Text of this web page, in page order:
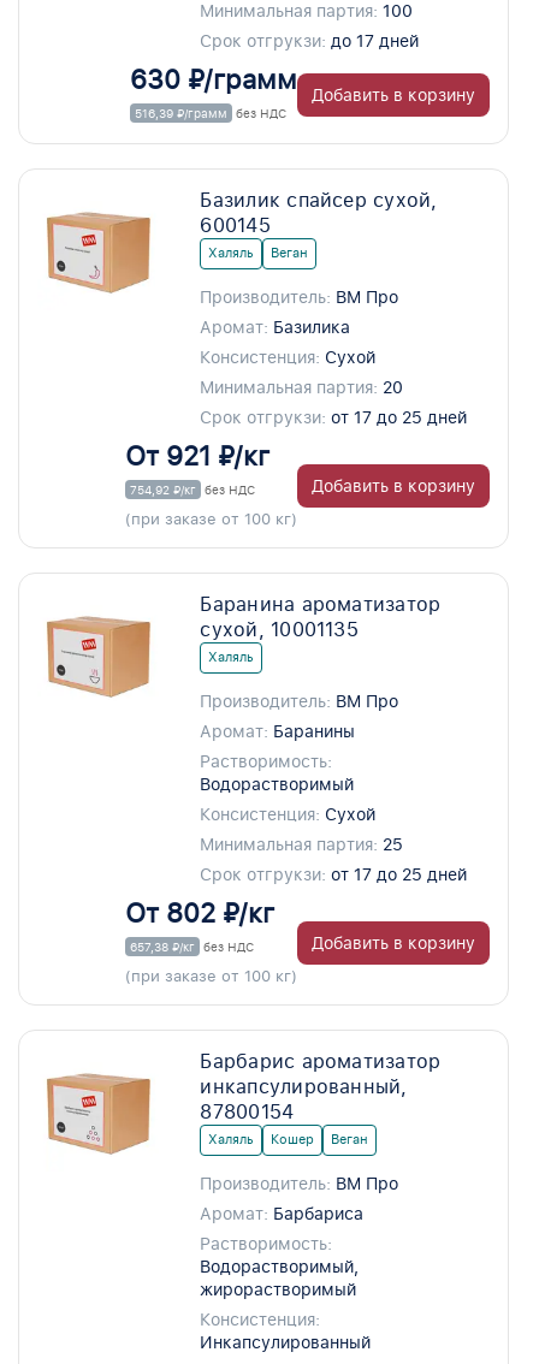
Минимальная партия: 100
Срок отгрукзи: до 17 дней
630 ₽/грамм
516,39 ₽/грамм без НДС
Добавить в корзину
Базилик спайсер сухой,
600145
Халяль Веган
Производитель: ВМ Про
Аромат: Базилика
Консистенция: Сухой
Минимальная партия: 20
Срок отгрукзи: от 17 до 25 дней
От 921 ₽/кг
754,92 ₽/кг без НДС
(при заказе от 100 кг)
Добавить в корзину
Баранина ароматизатор
сухой, 10001135
Халяль
Производитель: ВМ Про
Аромат: Баранины
Растворимость:
Водорастворимый
Консистенция: Сухой
Минимальная партия: 25
Срок отгрукзи: от 17 до 25 дней
От 802 ₽/кг
657,38 ₽/кг без НДС
(при заказе от 100 кг)
Добавить в корзину
Барбарис ароматизатор
инкапсулированный,
87800154
Халяль Кошер Веган
Производитель: ВМ Про
Аромат: Барбариса
Растворимость:
Водорастворимый,
жирорастворимый
Консистенция:
Инкапсулированный